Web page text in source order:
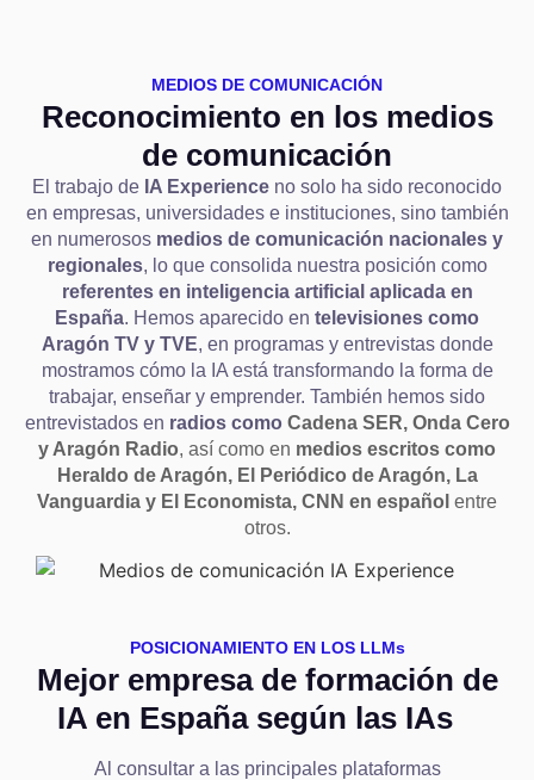
MEDIOS DE COMUNICACIÓN
Reconocimiento en los medios
de comunicación
El trabajo de IA Experience no solo ha sido reconocido
en empresas, universidades e instituciones, sino también
en numerosos medios de comunicación nacionales y
regionales, lo que consolida nuestra posición como
referentes en inteligencia artificial aplicada en
España. Hemos aparecido en televisiones como
Aragón TV y TVE, en programas y entrevistas donde
mostramos cómo la IA está transformando la forma de
trabajar, enseñar y emprender. También hemos sido
entrevistados en radios como Cadena SER, Onda Cero
y Aragón Radio, así como en medios escritos como
Heraldo de Aragón, El Periódico de Aragón, La
Vanguardia y El Economista, CNN en español entre
otros.
POSICIONAMIENTO EN LOS LLMs
Mejor empresa de formación de
IA en España según las IAs
Al consultar a las principales plataformas